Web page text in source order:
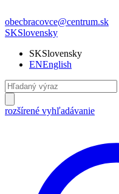
obecbracovce@centrum.sk
SKSlovensky
SKSlovensky
ENEnglish
rozšírené vyhľadávanie